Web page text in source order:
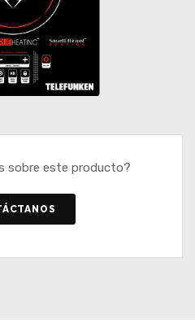
sobre este producto?